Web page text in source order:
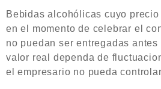
Bebidas alcohólicas cuyo
en el momento de celebrar el
no puedan ser entregadas
valor real dependa de
el empresario no pueda